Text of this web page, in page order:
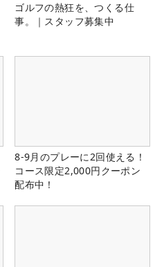
ゴルフの熱狂を、つくる仕
事。｜スタッフ募集中
8-9月のプレーに2回使える！
コース限定2,000円クーポン
配布中！